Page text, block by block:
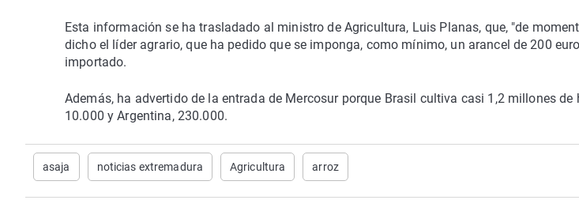
Esta información se ha trasladado al ministro de Agricultura, Luis Planas, que, "de
dicho el líder agrario, que ha pedido que se imponga, como mínimo, un arancel de 200
importado.
Además, ha advertido de la entrada de Mercosur porque Brasil cultiva casi 1,2 millones de
10.000 y Argentina, 230.000.
asaja noticias extremadura Agricultura arroz